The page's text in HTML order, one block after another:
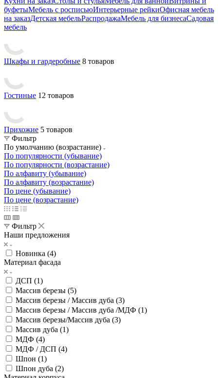
буфетыМебель с росписьюИнтерьерные рейкиОфисная мебель
на заказДетская мебельРаспродажаМебель для бизнесаСадовая
мебель
Шкафы и гардеробные 8 товаров
Гостиные 12 товаров
Прихожие 5 товаров
Фильтр
По умолчанию (возрастание)
По популярности (убывание)
По популярности (возрастание)
По алфавиту (убывание)
По алфавиту (возрастание)
По цене (убывание)
По цене (возрастание)
Фильтр
Наши предложения
Новинка (4)
Материал фасада
ДСП (1)
Массив березы (5)
Массив березы / Массив дуба (3)
Массив березы / Массив дуба /МДФ (1)
Массив березы/Массив дуба (3)
Массив дуба (1)
МДФ (4)
МДФ / ДСП (4)
Шпон (1)
Шпон дуба (2)